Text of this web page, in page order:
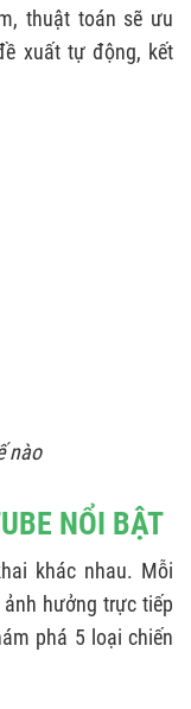
thuật toán sẽ ưu
xuất tự động, kết
nào
NỔI BẬT
khác nhau. Mỗi
hưởng trực tiếp
phá 5 loại chiến